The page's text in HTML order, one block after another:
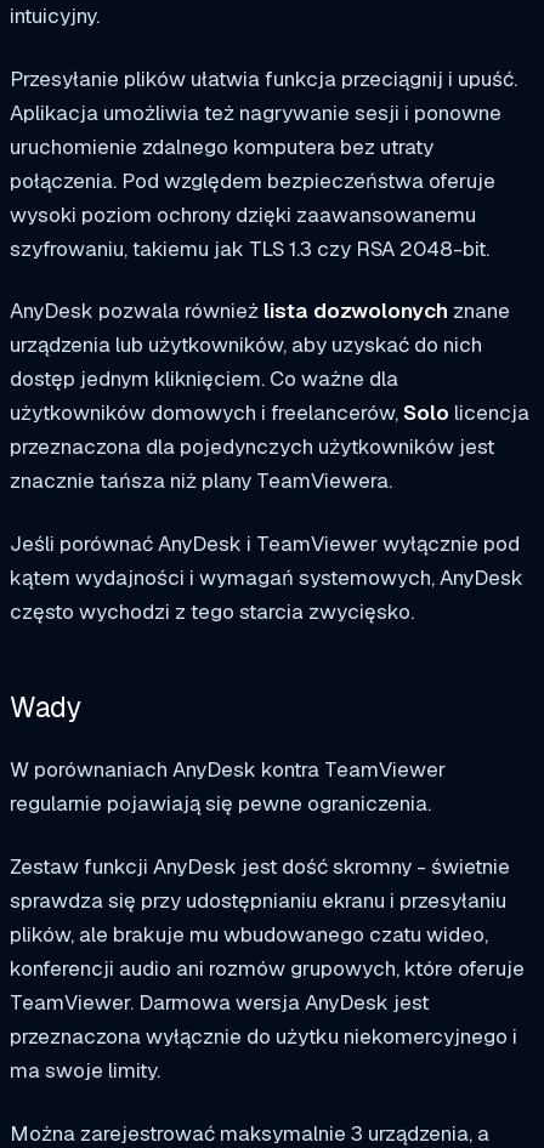
intuicyjny.
Przesyłanie plików ułatwia funkcja przeciągnij i upuść.
Aplikacja umożliwia też nagrywanie sesji i ponowne
uruchomienie zdalnego komputera bez utraty
połączenia. Pod względem bezpieczeństwa oferuje
wysoki poziom ochrony dzięki zaawansowanemu
szyfrowaniu, takiemu jak TLS 1.3 czy RSA 2048-bit.
AnyDesk pozwala również lista dozwolonych znane
urządzenia lub użytkowników, aby uzyskać do nich
dostęp jednym kliknięciem. Co ważne dla
użytkowników domowych i freelancerów,Solo licencja
przeznaczona dla pojedynczych użytkowników jest
znacznie tańsza niż plany TeamViewera.
Jeśli porównać AnyDesk i TeamViewer wyłącznie pod
kątem wydajności i wymagań systemowych, AnyDesk
często wychodzi z tego starcia zwycięsko.
Wady
W porównaniach AnyDesk kontra TeamViewer
regularnie pojawiają się pewne ograniczenia.
Zestaw funkcji AnyDesk jest dość skromny - świetnie
sprawdza się przy udostępnianiu ekranu i przesyłaniu
plików, ale brakuje mu wbudowanego czatu wideo,
konferencji audio ani rozmów grupowych, które oferuje
TeamViewer. Darmowa wersja AnyDesk jest
przeznaczona wyłącznie do użytku niekomercyjnego i
ma swoje limity.
Można zarejestrować maksymalnie 3 urządzenia, a